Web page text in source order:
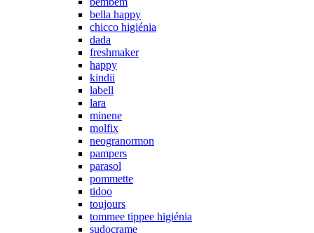
bella happy
chicco higiénia
dada
freshmaker
happy
kindii
labell
lara
minene
molfix
neogranormon
pampers
parasol
pommette
tidoo
toujours
tommee tippee higiénia
sudocrame